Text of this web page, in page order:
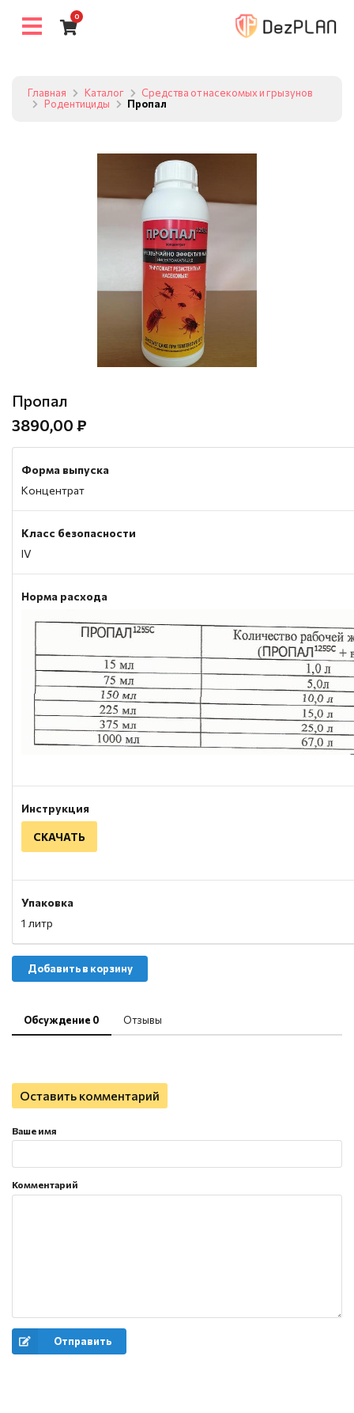
0
Главная Каталог
Средства от насекомых и грызунов
Родентициды
Пропал
Пропал
3890,00 ₽
Форма выпуска
Концентрат
Класс безопасности
IV
Норма расхода
Инструкция
СКАЧАТЬ
Упаковка
1 литр
Добавить в корзину
Обсуждение 0 Отзывы
Оставить комментарий
Ваше имя
Комментарий
Отправить